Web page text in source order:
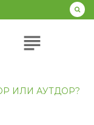
subject
ИЛИ АУТДОР?